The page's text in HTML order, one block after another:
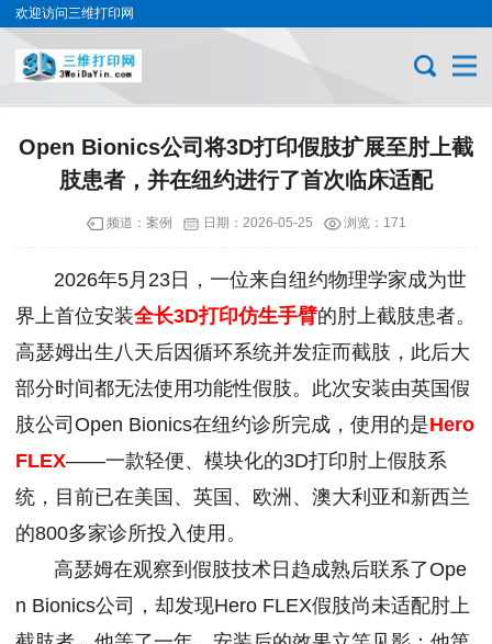
欢迎访问三维打印网
Open Bionics公司将3D打印假肢扩展至肘上截
肢患者，并在纽约进行了首次临床适配
频道： 案例 日期： 2026-05-25 浏览：171
2026年5月23日，一位来自纽约物理学家成为世
界上首位安装全长3D打印仿生手臂的肘上截肢患者。
高瑟姆出生八天后因循环系统并发症而截肢，此后大
部分时间都无法使用功能性假肢。此次安装由英国假
肢公司Open Bionics在纽约诊所完成，使用的是Hero
FLEX——一款轻便、模块化的3D打印肘上假肢系
统，目前已在美国、英国、欧洲、澳大利亚和新西兰
的800多家诊所投入使用。
高瑟姆在观察到假肢技术日趋成熟后联系了Ope
n Bionics公司，却发现Hero FLEX假肢尚未适配肘上